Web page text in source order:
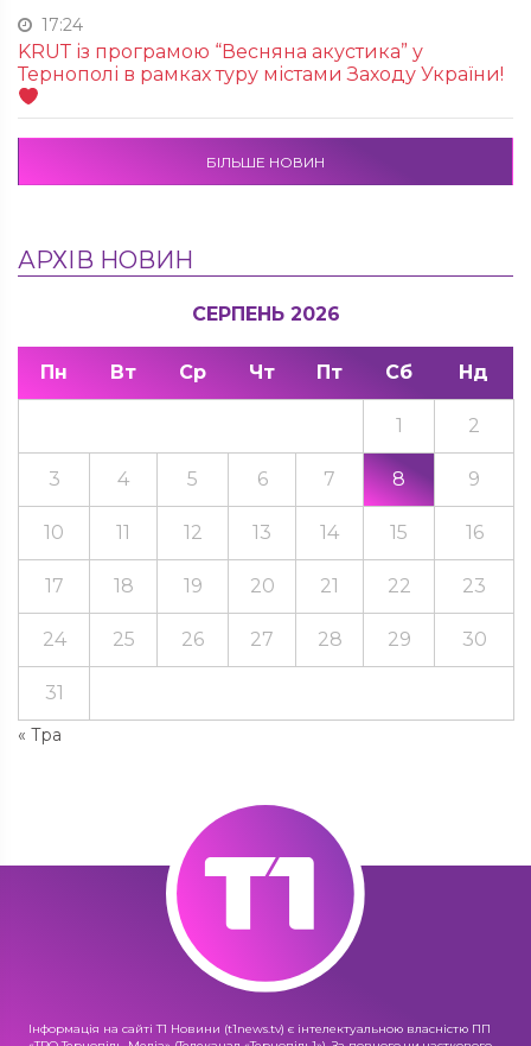
17:24
KRUТ із програмою “Весняна акустика” у
Тернополі в рамках туру містами Заходу України!
БІЛЬШЕ НОВИН
АРХІВ НОВИН
СЕРПЕНЬ 2026
Пн Вт Ср Чт Пт Сб Нд
« Тра
1 2
3 4 5 6 7 8 9
10 11 12 13 14 15 16
17 18 19 20 21 22 23
24 25 26 27 28 29 30
31
Інформація на сайті Т1 Новини (t1news.tv) є інтелектуальною власністю ПП